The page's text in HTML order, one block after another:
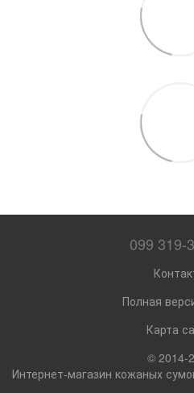
099 319-
Полная
Карта
© 2014-
Интернет-магазин кожаных